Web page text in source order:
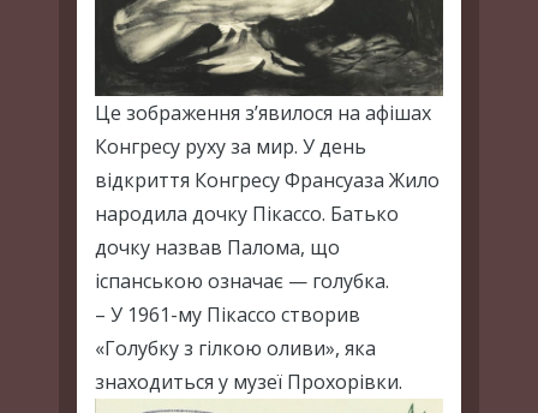
Це зображення з’явилося на афішах
Конгресу руху за мир. У день
відкриття Конгресу Франсуаза Жило
народила дочку Пікассо. Батько
дочку назвав Палома, що
іспанською означає — голубка.
– У 1961-му Пікассо створив
«Голубку з гілкою оливи», яка
знаходиться у музеї Прохорівки.